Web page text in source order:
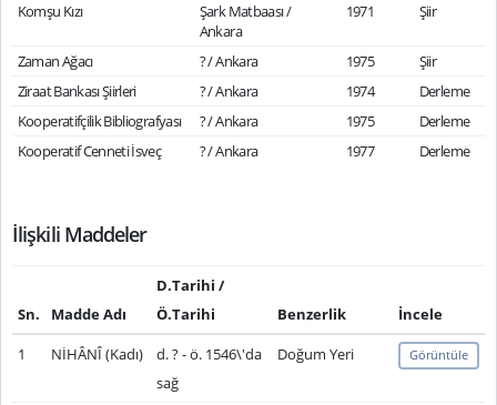
Komşu Kızı
Şark Matbaası /
Ankara
1971 Şiir
Zaman Ağacı ? / Ankara 1975
Şiir
Ziraat Bankası Şiirleri
? / Ankara 1974
Derleme
Kooperatifçilik Bibliografyası
? / Ankara 1975
Derleme
Kooperatif Cenneti İsveç
? / Ankara 1977 Derleme
İlişkili Maddeler
Sn. Madde Adı
D.Tarihi /
Ö.Tarihi
Benzerlik
İncele
1
NİHÂNÎ (Kadı)
d. ? - ö. 1546\'da
sağ
Doğum Yeri Görüntüle